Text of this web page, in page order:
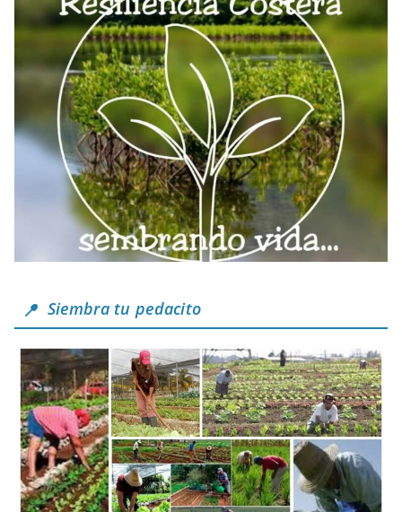
Siembra tu pedacito